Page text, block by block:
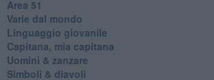
​Area 51
Varie dal mondo
​Linguaggio giovanile
​Capitana, mia capitana
Uomini & zanzare
​Simboli & diavoli